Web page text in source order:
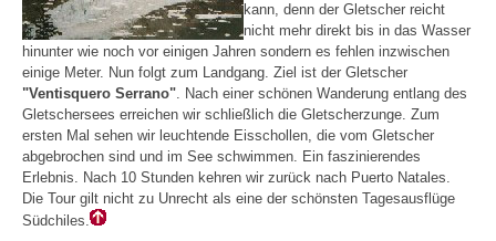
kann, denn der Gletscher reicht
nicht mehr direkt bis in das Wasser
hinunter wie noch vor einigen Jahren sondern es fehlen inzwischen
einige Meter. Nun folgt zum Landgang. Ziel ist der Gletscher
"Ventisquero Serrano" . Nach einer schönen Wanderung entlang des
Gletschersees erreichen wir schließlich die Gletscherzunge. Zum
ersten Mal sehen wir leuchtende Eisschollen, die vom Gletscher
abgebrochen sind und im See schwimmen. Ein faszinierendes
Erlebnis. Nach 10 Stunden kehren wir zurück nach Puerto Natales.
Die Tour gilt nicht zu Unrecht als eine der schönsten Tagesausflüge
Südchiles.